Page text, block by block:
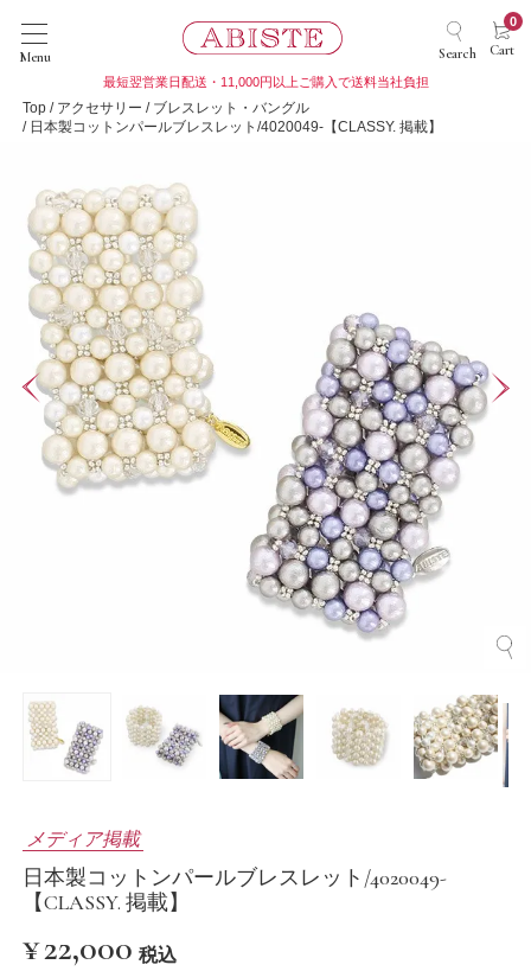
Menu Search Cart
0
最短翌営業日配送・11,000円以上ご購入で送料当社負担
Top アクセサリー
ブレスレット・バングル
日本製コットンパールブレスレット/4020049-【CLASSY. 掲載】
メディア掲載
日本製コットンパールブレスレット/4020049-
【CLASSY. 掲載】
¥22,000 税込